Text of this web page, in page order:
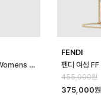
펜디 여성 오리가미 미니 - Fendi Womens Origami Mini - feb170…
FENDI
455,000원
375,000원